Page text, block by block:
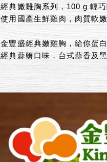
經典嫩雞胸系列，100 g 輕
使用國產生鮮雞肉，肉質軟
金豐盛經典嫩雞胸，給你蛋
經典蒜鹽口味，台式蒜香及